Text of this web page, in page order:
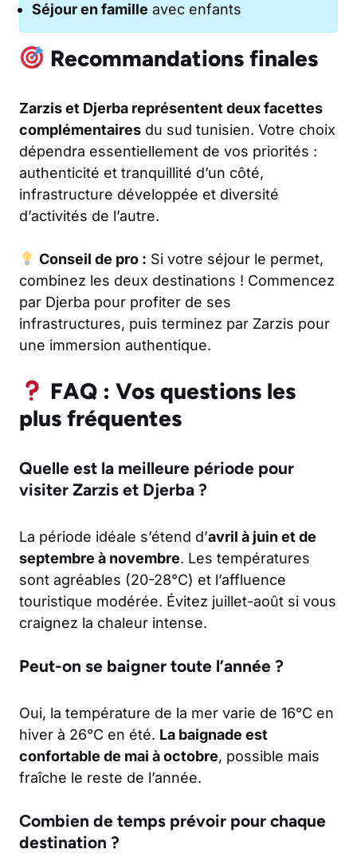
Séjour en famille avec enfants
Recommandations finales
Zarzis et Djerba représentent deux facettes
complémentaires du sud tunisien. Votre choix
dépendra essentiellement de vos priorités :
authenticité et tranquillité d’un côté,
infrastructure développée et diversité
d’activités de l’autre.
Conseil de pro : Si votre séjour le permet,
combinez les deux destinations ! Commencez
par Djerba pour profiter de ses
infrastructures, puis terminez par Zarzis pour
une immersion authentique.
FAQ : Vos questions les
plus fréquentes
Quelle est la meilleure période pour
visiter Zarzis et Djerba ?
La période idéale s’étend d’avril à juin et de
septembre à novembre. Les températures
sont agréables (20-28°C) et l’affluence
touristique modérée. Évitez juillet-août si vous
craignez la chaleur intense.
Peut-on se baigner toute l’année ?
Oui, la température de la mer varie de 16°C en
hiver à 26°C en été. La baignade est
confortable de mai à octobre, possible mais
fraîche le reste de l’année.
Combien de temps prévoir pour chaque
destination ?